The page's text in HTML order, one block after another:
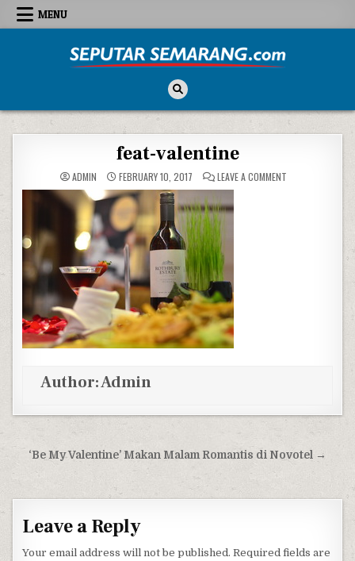
Skip to content
MENU
feat-valentine
ADMIN FEBRUARY 10, 2017 LEAVE A COMMENT
Author:Admin
Post navigation
‘Be My Valentine’ Makan Malam Romantis di Novotel →
Leave a Reply
Your email address will not be published. Required fields are